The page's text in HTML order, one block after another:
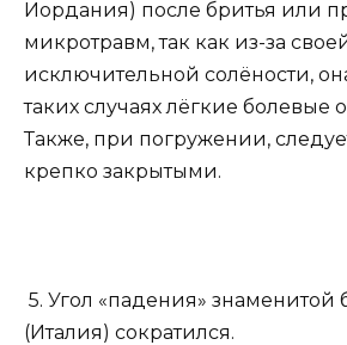
Иордания) после бритья или
микротравм, так как из-за
исключительной солёности,
таких случаях лёгкие болевые
Также, при погружении,
крепко закрытыми.
5. Угол «падения»
(Италия) сократился.